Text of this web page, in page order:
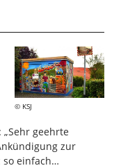
KSJ
geehrte
zur
so einfach…